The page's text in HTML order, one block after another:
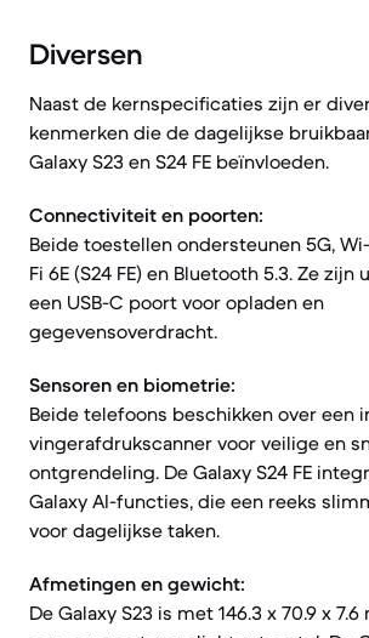
Diversen
Naast de kernspecificaties zijn er
kenmerken die de dagelijkse
Galaxy S23 en S24 FE beïnvloeden.
Connectiviteit en poorten:
Beide toestellen ondersteunen 5G,
Fi 6E (S24 FE) en Bluetooth 5.3. Ze
een USB-C poort voor opladen en
gegevensoverdracht.
Sensoren en biometrie:
Beide telefoons beschikken over een
vingerafdrukscanner voor veilige en
ontgrendeling. De Galaxy S24 FE
Galaxy AI-functies, die een reeks
voor dagelijkse taken.
Afmetingen en gewicht:
De Galaxy S23 is met 146.3 x 70.9 x